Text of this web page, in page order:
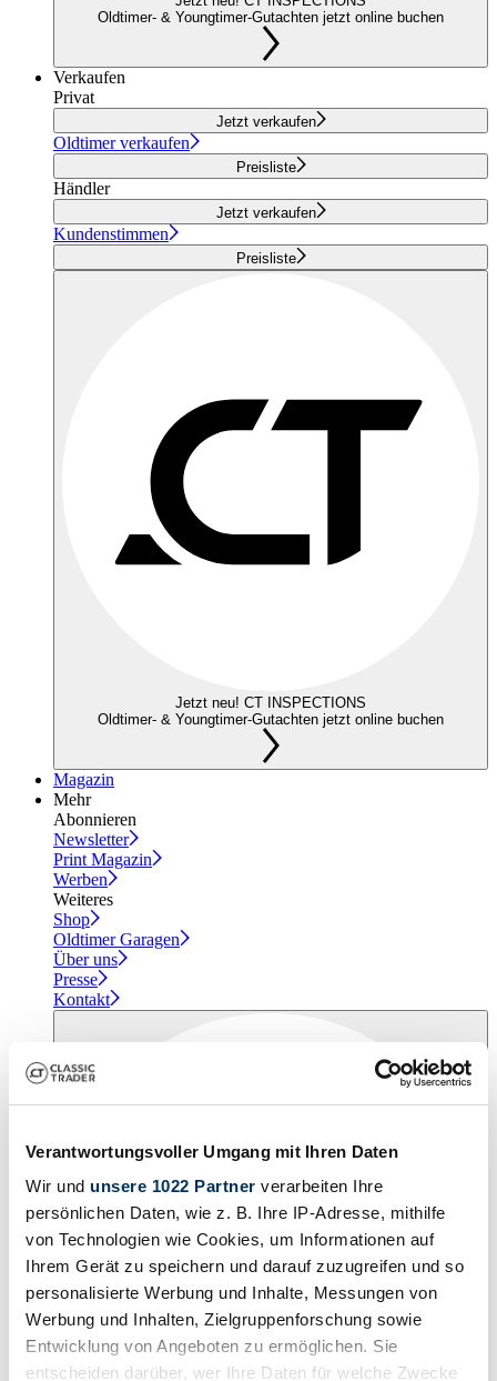
Verantwortungsvoller Umgang mit Ihren Daten
Wir und unsere 1022 Partner verarbeiten Ihre
persönlichen Daten, wie z. B. Ihre IP-Adresse, mithilfe
von Technologien wie Cookies, um Informationen auf
Ihrem Gerät zu speichern und darauf zuzugreifen und so
personalisierte Werbung und Inhalte, Messungen von
Werbung und Inhalten, Zielgruppenforschung sowie
Entwicklung von Angeboten zu ermöglichen. Sie
entscheiden darüber, wer Ihre Daten für welche Zwecke
Oldtimer- & Youngtimer-Gutachten jetzt online buchen
Verkaufen
Privat
Jetzt verkaufen
Oldtimer verkaufen
Preisliste
Händler
Jetzt verkaufen
Kundenstimmen
Preisliste
Jetzt neu! CT INSPECTIONS
Oldtimer- & Youngtimer-Gutachten jetzt online buchen
Magazin
Mehr
Abonnieren
Newsletter
Print Magazin
Werben
Weiteres
Shop
Oldtimer Garagen
Über uns
Presse
Kontakt